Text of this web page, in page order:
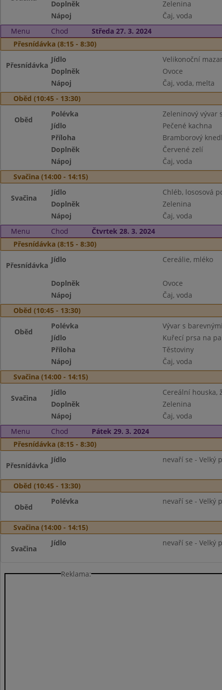
Doplněk
Zelenina
Nápoj
Čaj, voda
Menu
Chod
Středa 27. 3. 2024
Přesnídávka (8:15 - 8:30)
Přesnídávka
Jídlo
Velikonoční
Doplněk
Ovoce
Nápoj
Čaj, voda, melta
Oběd (10:45 - 13:30)
Oběd
Polévka
Zeleninový vývar
Jídlo
Pečené kachna
Příloha
Bramborový
Doplněk
Červené zelí
Nápoj
Čaj, voda
Svačina (14:00 - 14:15)
Svačina
Jídlo
Chléb, lososová
Doplněk
Zelenina
Nápoj
Čaj, voda
Menu
Chod
Čtvrtek 28. 3. 2024
Přesnídávka (8:15 - 8:30)
Přesnídávka
Jídlo Cereálie, mléko
Doplněk
Ovoce
Nápoj
Čaj, voda
Oběd (10:45 - 13:30)
Oběd
Polévka
Vývar s
Jídlo
Kuřecí prsa na
Příloha
Těstoviny
Nápoj
Čaj, voda
Svačina (14:00 - 14:15)
Svačina
Jídlo
Cereální houska,
Doplněk
Zelenina
Nápoj
Čaj, voda
Menu
Chod
Pátek 29. 3. 2024
Přesnídávka (8:15 - 8:30)
Přesnídávka
Jídlo nevaří se - Velký
Oběd (10:45 - 13:30)
Oběd
Polévka nevaří se - Velký
Svačina (14:00 - 14:15)
Svačina
Jídlo nevaří se - Velký
Reklama: